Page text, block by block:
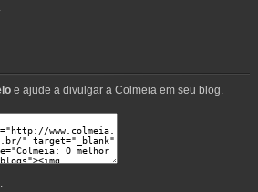
.
e ajude a divulgar a Colmeia em seu blog.
.